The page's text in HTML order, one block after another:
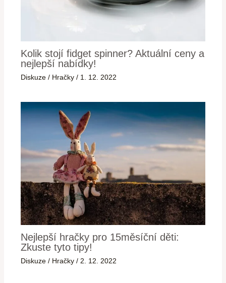
Kolik stojí fidget spinner? Aktuální ceny a
nejlepší nabídky!
Diskuze / Hračky / 1. 12. 2022
Nejlepší hračky pro 15měsíční děti:
Zkuste tyto tipy!
Diskuze / Hračky / 2. 12. 2022